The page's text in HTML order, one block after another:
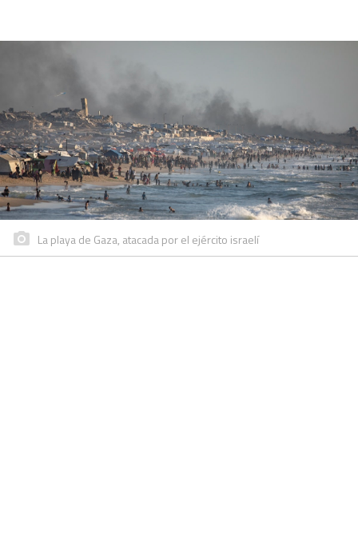
La playa de Gaza, atacada por el ejército israelí